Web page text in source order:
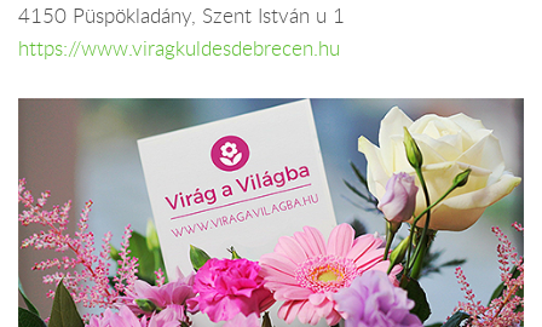
4150 Püspökladány, Szent István u 1
https://www.viragkuldesdebrecen.hu